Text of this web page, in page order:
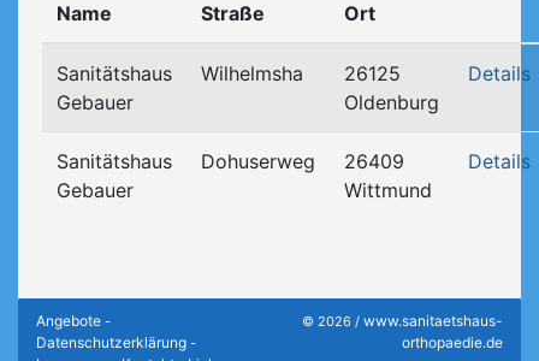
Name Straße Ort
Sanitätshaus
Gebauer
Wilhelmsha
26125
Oldenburg
Details
Sanitätshaus
Gebauer
Dohuserweg
26409
Wittmund
Details
Angebote -
Datenschutzerklärung -
© 2026 / www.sanitaetshaus-
orthopaedie.de